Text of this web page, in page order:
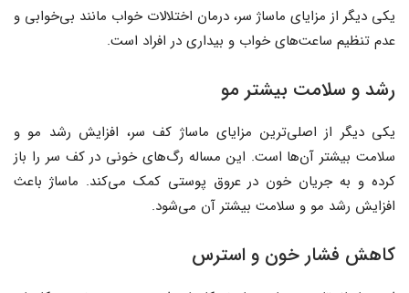
یکی دیگر از مزایای ماساژ سر، درمان اختلالات خواب مانند بی‌خوابی و
عدم تنظیم ساعت‌های خواب و بیداری در افراد است.
رشد و سلامت بیشتر مو
یکی دیگر از اصلی‌ترین مزایای ماساژ کف سر، افزایش رشد مو و
سلامت بیشتر آن‌ها است. این مساله رگ‌های خونی در کف سر را باز
کرده و به جریان خون در عروق پوستی کمک می‌کند. ماساژ باعث
افزایش رشد مو و سلامت بیشتر آن می‌شود.
کاهش فشار خون و استرس